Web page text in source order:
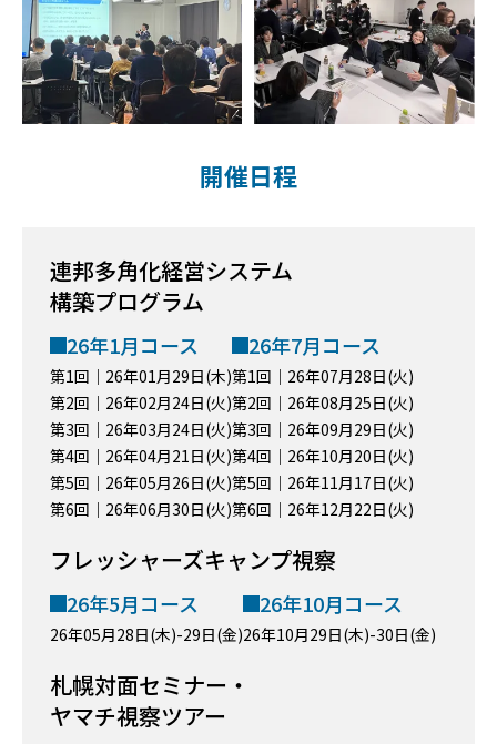
開催日程
連邦多角化経営システム
構築プログラム
26年1月コース
第1回｜26年01月29日(木)
第2回｜26年02月24日(火)
第3回｜26年03月24日(火)
第4回｜26年04月21日(火)
第5回｜26年05月26日(火)
第6回｜26年06月30日(火)
26年7月コース
第1回｜26年07月28日(火)
第2回｜26年08月25日(火)
第3回｜26年09月29日(火)
第4回｜26年10月20日(火)
第5回｜26年11月17日(火)
第6回｜26年12月22日(火)
フレッシャーズキャンプ視察
26年5月コース
26年05月28日(木)-29日(金)
26年10月コース
26年10月29日(木)-30日(金)
札幌対面セミナー・
ヤマチ視察ツアー